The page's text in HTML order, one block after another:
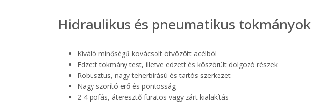
Hidraulikus és pneumatikus tokmányok
Kiváló minőségű kovácsolt ötvözött acélból
Edzett tokmány test, illetve edzett és köszörült dolgozó részek
Robusztus, nagy teherbírású és tartós szerkezet
Nagy szorító erő és pontosság
2-4 pofás, áteresztő furatos vagy zárt kialakítás